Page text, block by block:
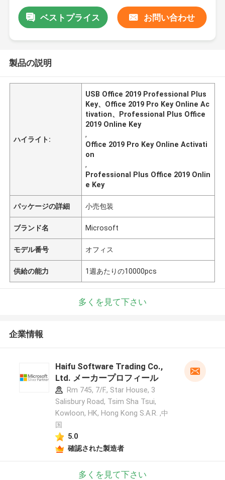
ベストプライス お問い合わせ
製品の説明
ハイライト:
USB Office 2019 Professional Plus
Key、Office 2019 Pro Key Online Ac
tivation、Professional Plus Office
2019 Online Key
,
Office 2019 Pro Key Online Activati
on
,
Professional Plus Office 2019 Onlin
e Key
パッケージの詳細 小売包装
ブランド名 Microsoft
モデル番号 オフィス
供給の能力 1週あたりの10000pcs
多くを見て下さい
企業情報
Haifu Software Trading Co.,
Ltd. メーカープロフィール
Rm 745, 7/F., Star House, 3
Salisbury Road, Tsim Sha Tsui,
Kowloon, HK, Hong Kong S.A.R. ,中
国
5.0
確認された製造者
多くを見て下さい